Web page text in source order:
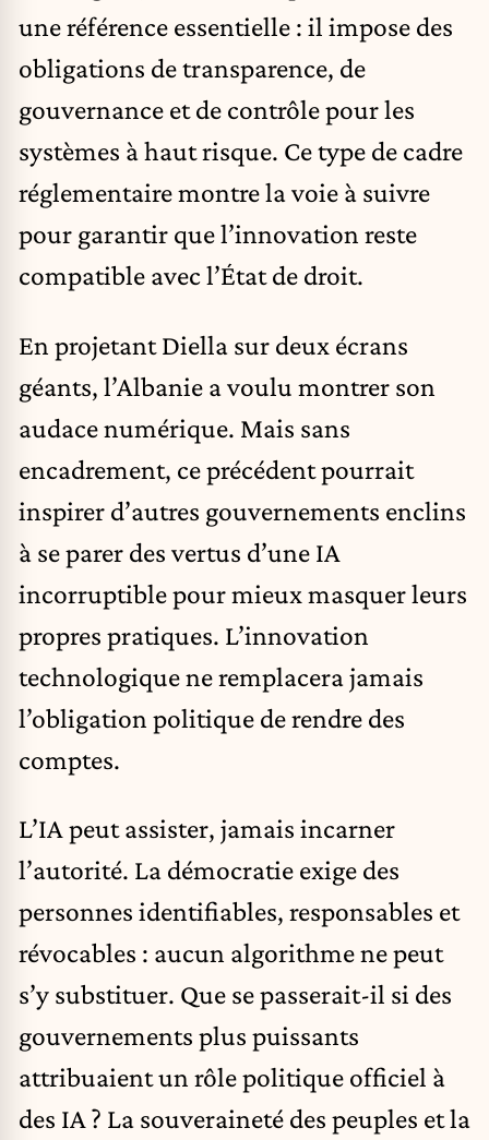
une référence essentielle : il impose des
obligations de transparence, de
gouvernance et de contrôle pour les
systèmes à haut risque. Ce type de cadre
réglementaire montre la voie à suivre
pour garantir que l’innovation reste
compatible avec l’État de droit.
En projetant Diella sur deux écrans
géants, l’Albanie a voulu montrer son
audace numérique. Mais sans
encadrement, ce précédent pourrait
inspirer d’autres gouvernements enclins
à se parer des vertus d’une IA
incorruptible pour mieux masquer leurs
propres pratiques. L’innovation
technologique ne remplacera jamais
l’obligation politique de rendre des
comptes.
L’IA peut assister, jamais incarner
l’autorité. La démocratie exige des
personnes identifiables, responsables et
révocables : aucun algorithme ne peut
s’y substituer. Que se passerait-il si des
gouvernements plus puissants
attribuaient un rôle politique officiel à
des IA ? La souveraineté des peuples et la